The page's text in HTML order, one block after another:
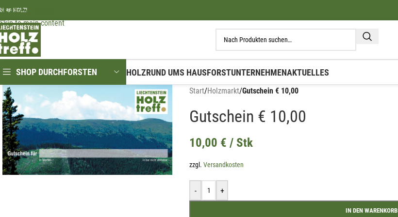
Skip to navigation
Skip to main content
❤️ HOLZ!
SHOP DURCHFORSTEN HOLZRUND UMS HAUSFORSTUNTERNEHMENAKTUELLES
Start/Holzmarkt/Gutschein € 10,00
Gutschein € 10,00
10,00 € / Stk
zzgl. Versandkosten
- +
IN DEN WARENKORB